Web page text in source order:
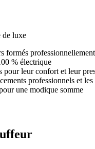
de luxe
formés professionnellement
% électrique
pour leur confort et leur
professionnels et
une modique somme